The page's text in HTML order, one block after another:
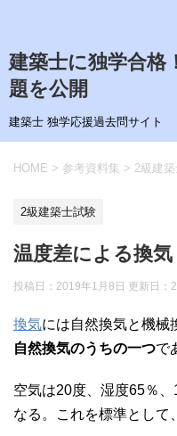
建築士に独学合格
題を公開
建築士 独学応援過去問サイト
HOME > 参考資料集 > 2級建
2級建築士試験
温度差による換気
投稿日：2019年1月8日 更新日：
換気には自然換気と機械
自然換気のうちの一つで
空気は20度、湿度65％
なる。これを標準として、